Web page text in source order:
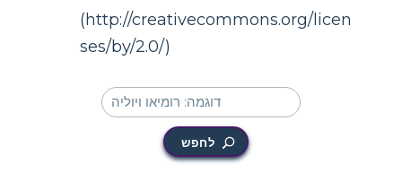
(http://creativecommons.org/licen
ses/by/2.0/)
לחפש